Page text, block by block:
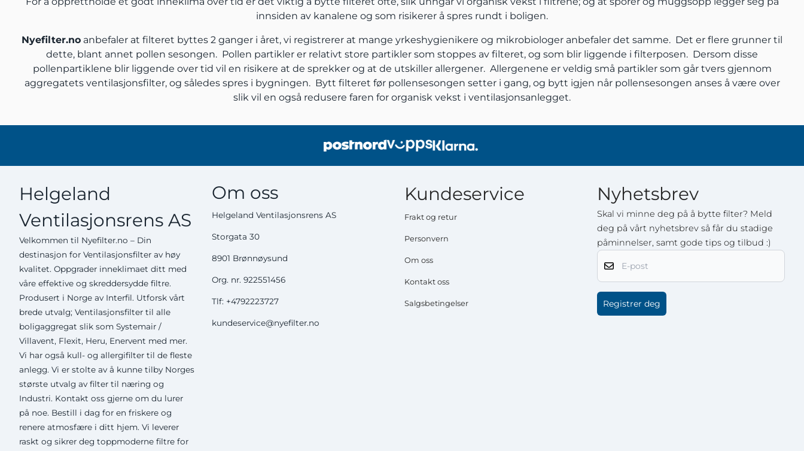
innsiden av kanalene og som risikerer å spres rundt i boligen.
Nyefilter.no anbefaler at filteret byttes 2 ganger i året, vi registrerer at mange yrkeshygienikere og mikrobiologer anbefaler det samme. Det er flere grunner til
dette, blant annet pollen sesongen. Pollen partikler er relativt store partikler som stoppes av filteret, og som blir liggende i filterposen. Dersom disse
pollenpartiklene blir liggende over tid vil en risikere at de sprekker og at de utskiller allergener. Allergenene er veldig små partikler som går tvers gjennom
aggregatets ventilasjonsfilter, og således spres i bygningen. Bytt filteret før pollensesongen setter i gang, og bytt igjen når pollensesongen anses å være over
slik vil en også redusere faren for organisk vekst i ventilasjonsanlegget.
Helgeland
Ventilasjonsrens AS
Velkommen til Nyefilter.no – Din
destinasjon for Ventilasjonsfilter av høy
kvalitet. Oppgrader inneklimaet ditt med
våre effektive og skreddersydde filtre.
Produsert i Norge av Interfil. Utforsk vårt
brede utvalg; Ventilasjonsfilter til alle
boligaggregat slik som Systemair /
Villavent, Flexit, Heru, Enervent med mer.
Vi har også kull- og allergifilter til de fleste
anlegg. Vi er stolte av å kunne tilby Norges
største utvalg av filter til næring og
Industri. Kontakt oss gjerne om du lurer
på noe. Bestill i dag for en friskere og
renere atmosfære i ditt hjem. Vi leverer
raskt og sikrer deg toppmoderne filtre for
Om oss
Helgeland Ventilasjonsrens AS
Storgata 30
8901 Brønnøysund
Org. nr. 922551456
Tlf: +4792223727
kundeservice@nyefilter.no
Kundeservice
Frakt og retur
Personvern
Om oss
Kontakt oss
Salgsbetingelser
Nyhetsbrev
Skal vi minne deg på å bytte filter? Meld
deg på vårt nyhetsbrev så får du stadige
påminnelser, samt gode tips og tilbud :)
E-post
Registrer deg